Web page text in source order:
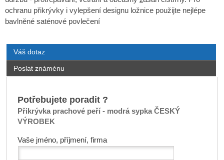
ochranu přikrývky i vylepšení designu ložnice použijte nejlépe
bavlněné saténové povlečení
Váš dotaz
Poslat známénu
Potřebujete poradit ?
Přikrývka prachové peří - modrá sypka ČESKÝ
VÝROBEK
Vaše jméno, příjmení, firma